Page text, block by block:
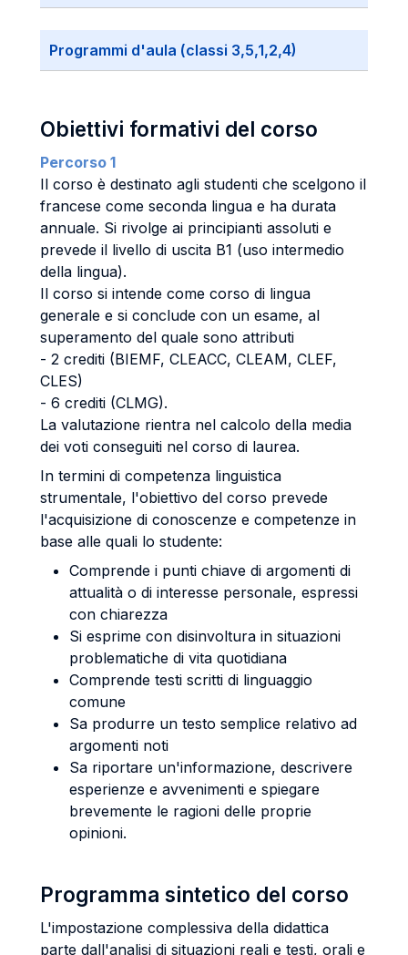
Programmi d'aula (classi 3,5,1,2,4)
Obiettivi formativi del corso
Percorso 1
Il corso è destinato agli studenti che scelgono il
francese come seconda lingua e ha durata
annuale. Si rivolge ai principianti assoluti e
prevede il livello di uscita B1 (uso intermedio
della lingua).
Il corso si intende come corso di lingua
generale e si conclude con un esame, al
superamento del quale sono attributi
- 2 crediti (BIEMF, CLEACC, CLEAM, CLEF,
CLES)
- 6 crediti (CLMG).
La valutazione rientra nel calcolo della media
dei voti conseguiti nel corso di laurea.
In termini di competenza linguistica
strumentale, l'obiettivo del corso prevede
l'acquisizione di conoscenze e competenze in
base alle quali lo studente:
Comprende i punti chiave di argomenti di
attualità o di interesse personale, espressi
con chiarezza
Si esprime con disinvoltura in situazioni
problematiche di vita quotidiana
Comprende testi scritti di linguaggio
comune
Sa produrre un testo semplice relativo ad
argomenti noti
Sa riportare un'informazione, descrivere
esperienze e avvenimenti e spiegare
brevemente le ragioni delle proprie
opinioni.
Programma sintetico del corso
L'impostazione complessiva della didattica
parte dall'analisi di situazioni reali e testi, orali e